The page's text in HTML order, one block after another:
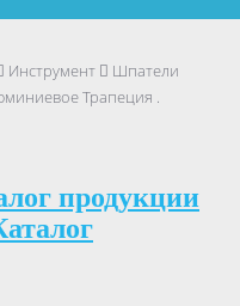
Инструмент
Шпатели
Трапеция .
продукции